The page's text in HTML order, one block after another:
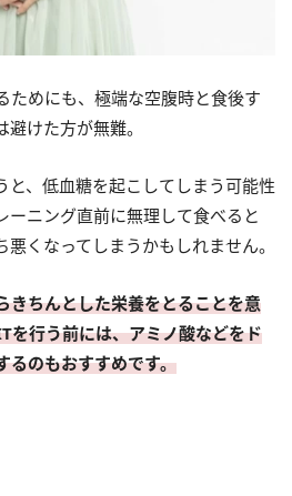
ためにも、極端な空腹時と食後す
けた方が無難。
と、低血糖を起こしてしまう可能性
ーニング直前に無理して食べると
くなってしまうかもしれません。
きちんとした栄養をとることを意
を行う前には、アミノ酸などをド
るのもおすすめです。